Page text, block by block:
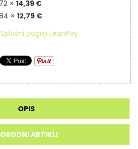
72 × 14,39 €
× 12,79 €
Splošni pogoji LeanPay
OPIS
ARTIKLI